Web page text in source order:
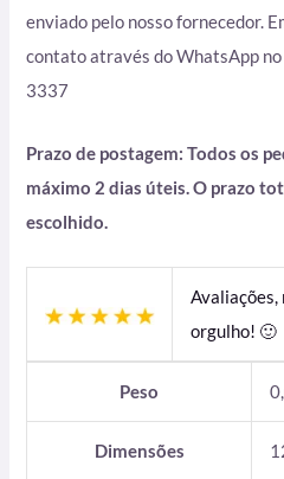
enviado pelo nosso fornecedor.
contato através do WhatsApp
3337
Prazo de postagem: Todos os
máximo 2 dias úteis. O prazo
escolhido.
Avaliações,
orgulho! 🙂
Peso
Dimensões